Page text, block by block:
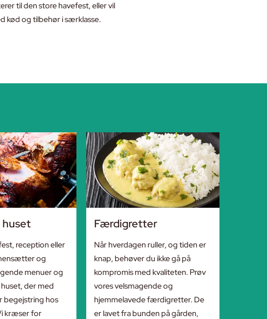
til den store havefest, eller vil
kød og tilbehør i særklasse.
huset
reception eller
og
menuer og
der med
begejstring hos
kræser for
Færdigretter
Når hverdagen ruller, og tiden er
knap, behøver du ikke gå på
kompromis med kvaliteten. Prøv
vores velsmagende og
hjemmelavede færdigretter. De
er lavet fra bunden på gården,